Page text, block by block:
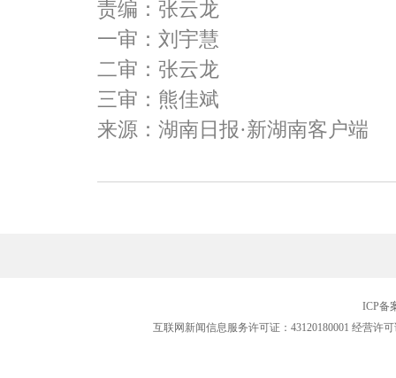
责编：张云龙
一审：刘宇慧
二审：张云龙
三审：熊佳斌
来源：湖南日报·新湖南客户端
ICP备
互联网新闻信息服务许可证：43120180001 经营许可